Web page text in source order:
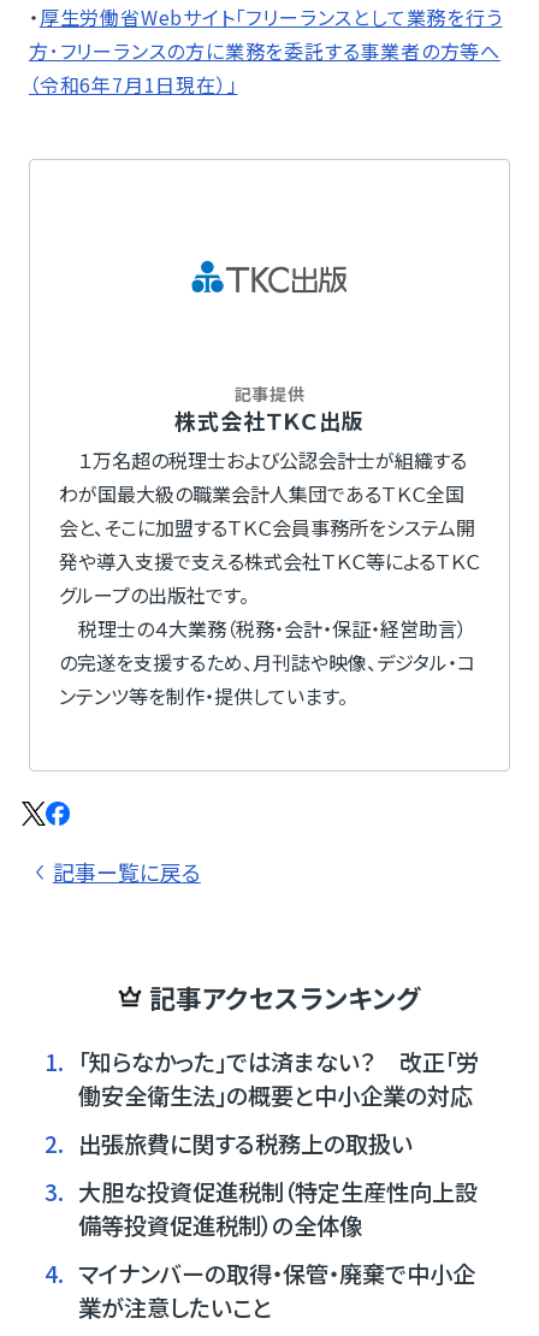
・厚生労働省Webサイト「フリーランスとして業務を行う
方･フリーランスの方に業務を委託する事業者の方等へ
（令和6年7月1日現在）」
記事提供
株式会社ＴＫＣ出版
１万名超の税理士および公認会計士が組織する
わが国最大級の職業会計人集団であるＴＫＣ全国
会と、そこに加盟するＴＫＣ会員事務所をシステム開
発や導入支援で支える株式会社ＴＫＣ等によるＴＫＣ
グループの出版社です。
税理士の４大業務（税務・会計・保証・経営助言）
の完遂を支援するため、月刊誌や映像、デジタル・コ
ンテンツ等を制作・提供しています。
記事ー覧に戻る
記事アクセスランキング
1. 「知らなかった」では済まない？ 改正「労
働安全衛生法」の概要と中小企業の対応
2. 出張旅費に関する税務上の取扱い
3. 大胆な投資促進税制（特定生産性向上設
備等投資促進税制）の全体像
4. マイナンバーの取得・保管・廃棄で中小企
業が注意したいこと